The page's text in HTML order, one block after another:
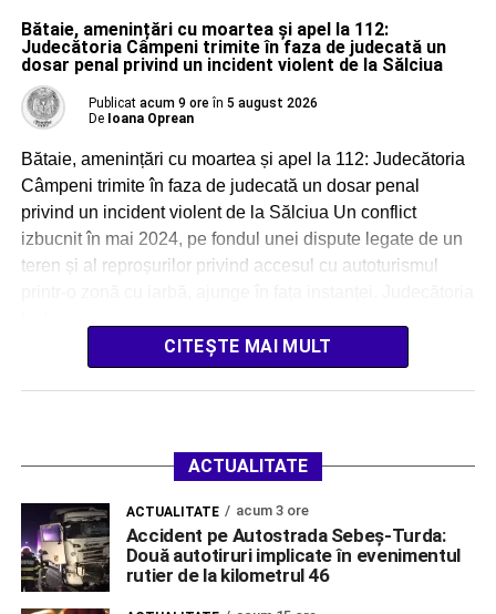
Bătaie, amenințări cu moartea și apel la 112:
Judecătoria Câmpeni trimite în faza de judecată un
dosar penal privind un incident violent de la Sălciua
Publicat acum 9 ore în 5 august 2026
De Ioana Oprean
Bătaie, amenințări cu moartea și apel la 112: Judecătoria
Câmpeni trimite în faza de judecată un dosar penal
privind un incident violent de la Sălciua Un conflict
izbucnit în mai 2024, pe fondul unei dispute legate de un
teren și al reproșurilor privind accesul cu autoturismul
CITEȘTE MAI MULT
ACTUALITATE
ACTUALITATE acum 3 ore
Accident pe Autostrada Sebeș-Turda:
Două autotiruri implicate în evenimentul
rutier de la kilometrul 46